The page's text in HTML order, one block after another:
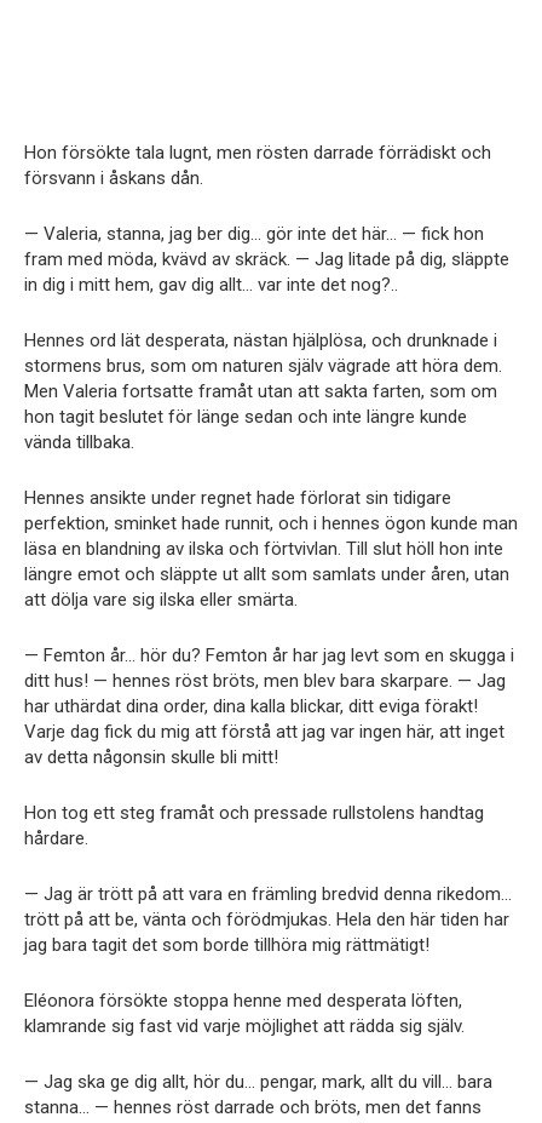
Hon försökte tala lugnt, men rösten darrade förrädiskt och
försvann i åskans dån.
— Valeria, stanna, jag ber dig… gör inte det här… — fick hon
fram med möda, kvävd av skräck. — Jag litade på dig, släppte
in dig i mitt hem, gav dig allt… var inte det nog?..
Hennes ord lät desperata, nästan hjälplösa, och drunknade i
stormens brus, som om naturen själv vägrade att höra dem.
Men Valeria fortsatte framåt utan att sakta farten, som om
hon tagit beslutet för länge sedan och inte längre kunde
vända tillbaka.
Hennes ansikte under regnet hade förlorat sin tidigare
perfektion, sminket hade runnit, och i hennes ögon kunde man
läsa en blandning av ilska och förtvivlan. Till slut höll hon inte
längre emot och släppte ut allt som samlats under åren, utan
att dölja vare sig ilska eller smärta.
— Femton år… hör du? Femton år har jag levt som en skugga i
ditt hus! — hennes röst bröts, men blev bara skarpare. — Jag
har uthärdat dina order, dina kalla blickar, ditt eviga förakt!
Varje dag fick du mig att förstå att jag var ingen här, att inget
av detta någonsin skulle bli mitt!
Hon tog ett steg framåt och pressade rullstolens handtag
hårdare.
— Jag är trött på att vara en främling bredvid denna rikedom…
trött på att be, vänta och förödmjukas. Hela den här tiden har
jag bara tagit det som borde tillhöra mig rättmätigt!
Eléonora försökte stoppa henne med desperata löften,
klamrande sig fast vid varje möjlighet att rädda sig själv.
— Jag ska ge dig allt, hör du… pengar, mark, allt du vill… bara
stanna… — hennes röst darrade och bröts, men det fanns